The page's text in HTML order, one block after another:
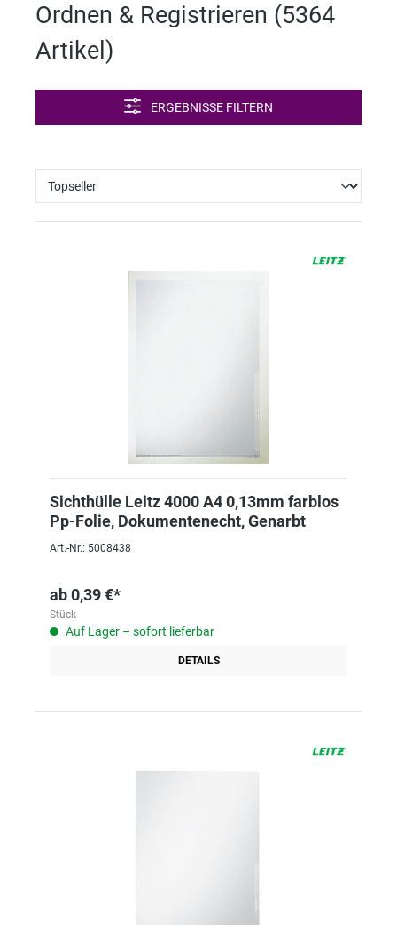
ng
Ordnen & Registrieren (5364
Artikel )
ERGEBNISSE FILTERN
Sichthülle Leitz 4000 A4 0,13mm farblos
Pp-Folie, Dokumentenecht, Genarbt
Art.-Nr.: 5008438
ab0,39 €*
Stück
Auf Lager – sofort lieferbar
DETAILS